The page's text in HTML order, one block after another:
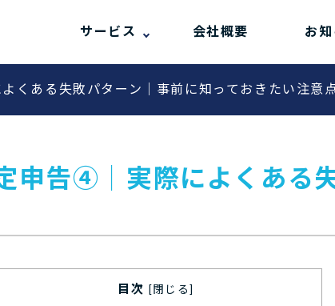
サービス 会社概要 お
くある失敗パターン｜事前に知っておきたい注意
申告④│実際によくある
目次 [閉じる]